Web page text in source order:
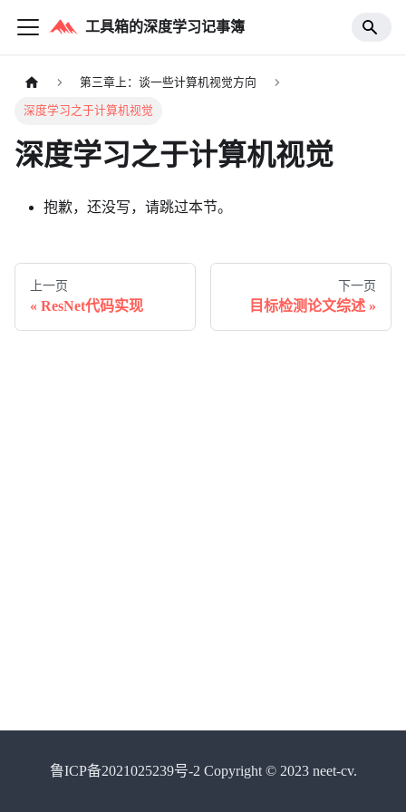
工具箱的深度学习记事簿
第三章上：谈一些计算机视觉方向
深度学习之于计算机视觉
深度学习之于计算机视觉
抱歉，还没写，请跳过本节。
上一页
ResNet代码实现
下一页
目标检测论文综述
鲁ICP备2021025239号-2 Copyright © 2023 neet-cv.